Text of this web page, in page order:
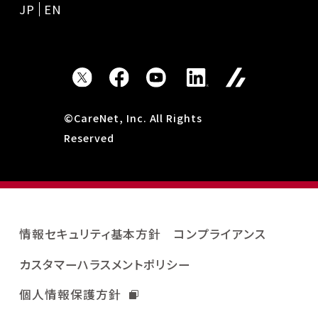
JP EN
©CareNet, Inc. All Rights
Reserved
情報セキュリティ基本方針
コンプライアンス
カスタマーハラスメントポリシー
個人情報保護方針